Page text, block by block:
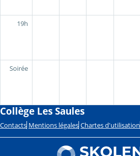
19h
Soirée
Collège Les Saules
Contacts Mentions légales Chartes d'utilisation